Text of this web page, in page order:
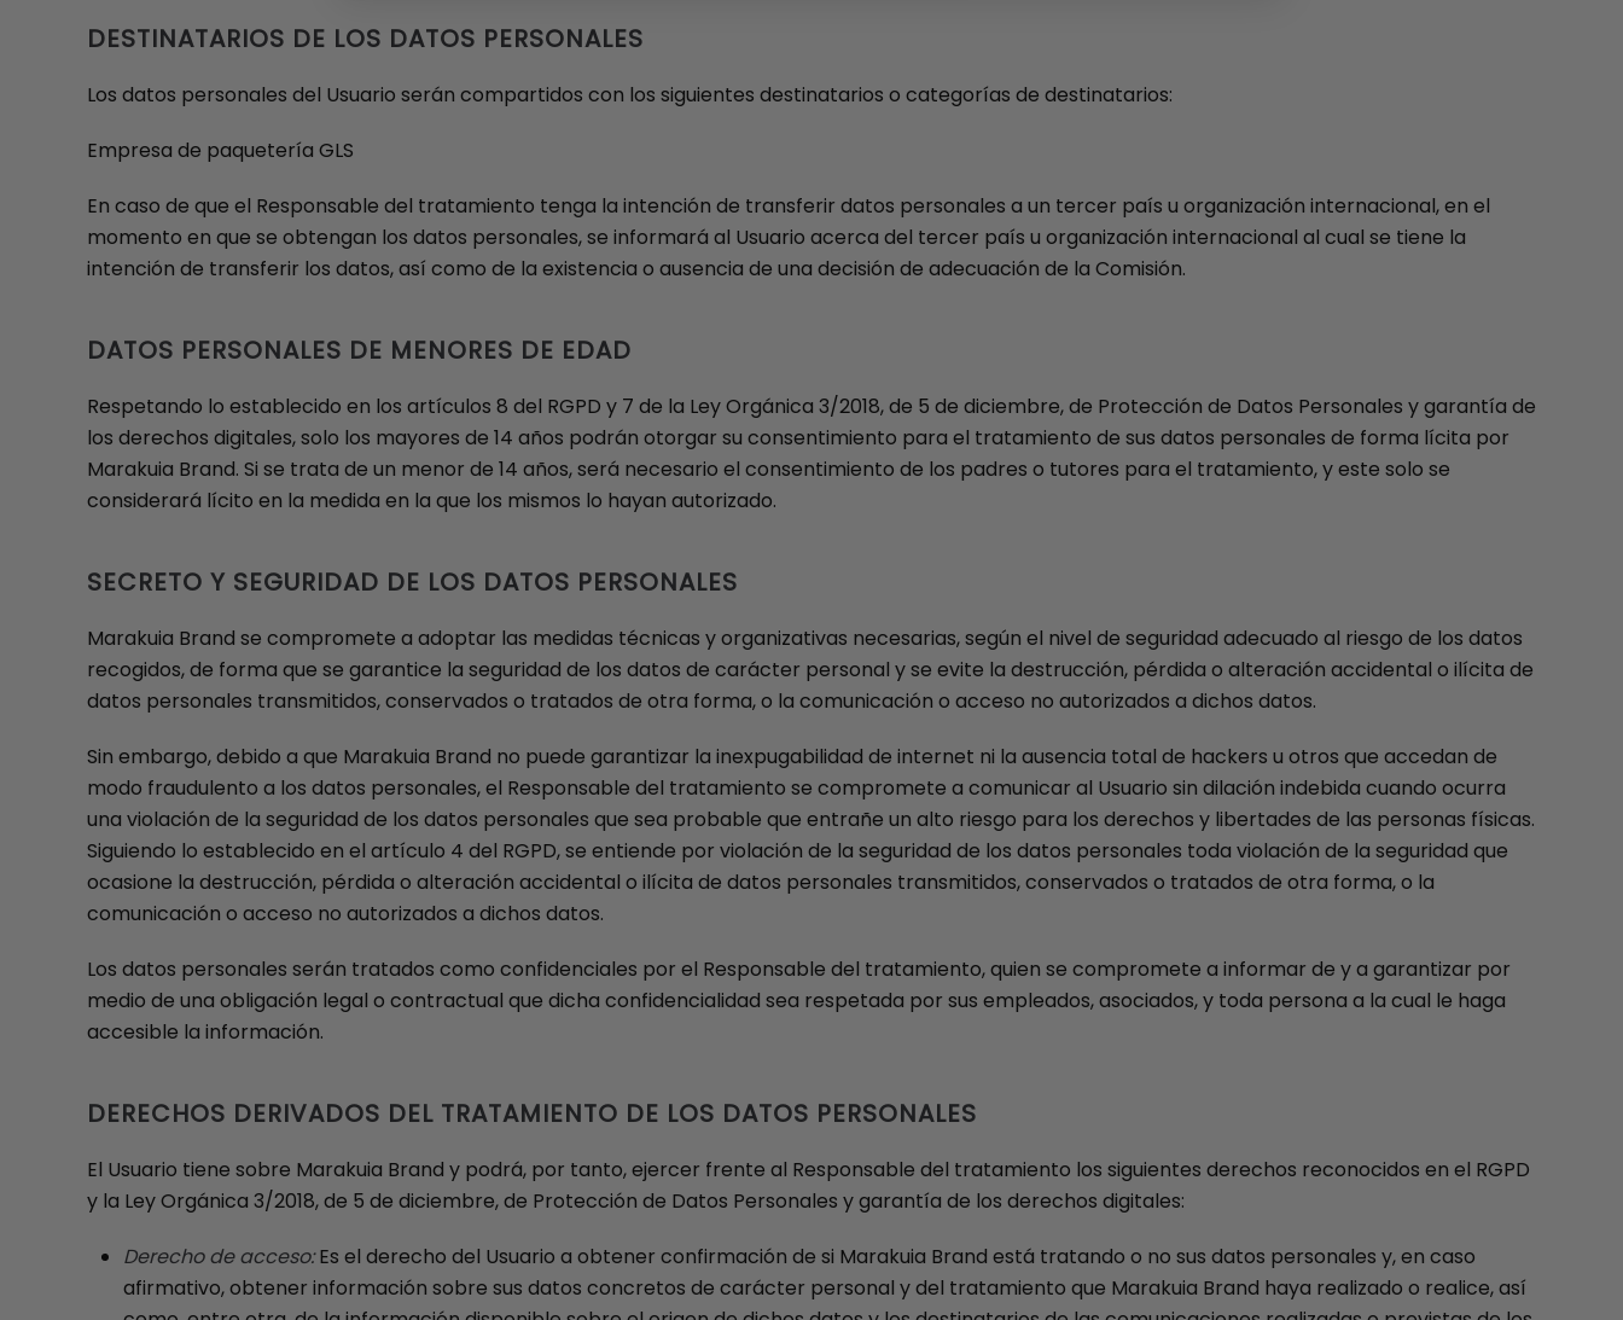
DESTINATARIOS DE LOS DATOS PERSONALES
Los datos personales del Usuario serán compartidos con los siguientes destinatarios o categorías de destinatarios:
Empresa de paquetería GLS
En caso de que el Responsable del tratamiento tenga la intención de transferir datos personales a un tercer país u organización internacional, en el
momento en que se obtengan los datos personales, se informará al Usuario acerca del tercer país u organización internacional al cual se tiene la
intención de transferir los datos, así como de la existencia o ausencia de una decisión de adecuación de la Comisión.
DATOS PERSONALES DE MENORES DE EDAD
Respetando lo establecido en los artículos 8 del RGPD y 7 de la Ley Orgánica 3/2018, de 5 de diciembre, de Protección de Datos Personales y garantía de
los derechos digitales, solo los mayores de 14 años podrán otorgar su consentimiento para el tratamiento de sus datos personales de forma lícita por
Marakuia Brand. Si se trata de un menor de 14 años, será necesario el consentimiento de los padres o tutores para el tratamiento, y este solo se
considerará lícito en la medida en la que los mismos lo hayan autorizado.
SECRETO Y SEGURIDAD DE LOS DATOS PERSONALES
Marakuia Brand se compromete a adoptar las medidas técnicas y organizativas necesarias, según el nivel de seguridad adecuado al riesgo de los datos
recogidos, de forma que se garantice la seguridad de los datos de carácter personal y se evite la destrucción, pérdida o alteración accidental o ilícita de
datos personales transmitidos, conservados o tratados de otra forma, o la comunicación o acceso no autorizados a dichos datos.
Sin embargo, debido a que Marakuia Brand no puede garantizar la inexpugabilidad de internet ni la ausencia total de hackers u otros que accedan de
modo fraudulento a los datos personales, el Responsable del tratamiento se compromete a comunicar al Usuario sin dilación indebida cuando ocurra
una violación de la seguridad de los datos personales que sea probable que entrañe un alto riesgo para los derechos y libertades de las personas físicas.
Siguiendo lo establecido en el artículo 4 del RGPD, se entiende por violación de la seguridad de los datos personales toda violación de la seguridad que
ocasione la destrucción, pérdida o alteración accidental o ilícita de datos personales transmitidos, conservados o tratados de otra forma, o la
comunicación o acceso no autorizados a dichos datos.
Los datos personales serán tratados como confidenciales por el Responsable del tratamiento, quien se compromete a informar de y a garantizar por
medio de una obligación legal o contractual que dicha confidencialidad sea respetada por sus empleados, asociados, y toda persona a la cual le haga
accesible la información.
DERECHOS DERIVADOS DEL TRATAMIENTO DE LOS DATOS PERSONALES
El Usuario tiene sobre Marakuia Brand y podrá, por tanto, ejercer frente al Responsable del tratamiento los siguientes derechos reconocidos en el RGPD
y la Ley Orgánica 3/2018, de 5 de diciembre, de Protección de Datos Personales y garantía de los derechos digitales:
Derecho de acceso:Es el derecho del Usuario a obtener confirmación de si Marakuia Brand está tratando o no sus datos personales y, en caso
afirmativo, obtener información sobre sus datos concretos de carácter personal y del tratamiento que Marakuia Brand haya realizado o realice, así